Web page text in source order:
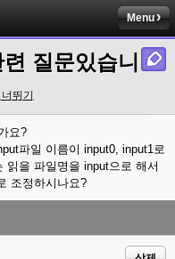
Menu
질문있습니
뛰기
요?
파일 이름이 input0, input1로
읽을 파일명을 input으로 해서
조정하시나요?